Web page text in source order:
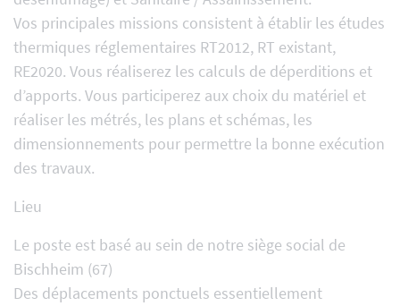
Vos principales missions consistent à établir les études
thermiques réglementaires RT2012, RT existant,
RE2020. Vous réaliserez les calculs de déperditions et
d’apports. Vous participerez aux choix du matériel et
réaliser les métrés, les plans et schémas, les
dimensionnements pour permettre la bonne exécution
des travaux.
Lieu
Le poste est basé au sein de notre siège social de
Bischheim (67)
Des déplacements ponctuels essentiellement